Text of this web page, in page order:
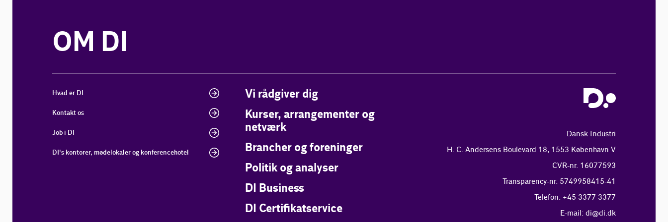
OM DI
Hvad er DI
Kontakt os
Job i DI
DI's kontorer, mødelokaler og konferencehotel
Vi rådgiver dig
Kurser, arrangementer og
netværk
Brancher og foreninger
Politik og analyser
DI Business
DI Certifikatservice
Dansk Industri
H. C. Andersens Boulevard 18, 1553 København V
CVR-nr. 16077593
Transparency-nr. 5749958415-41
Telefon: +45 3377 3377
E-mail: di@di.dk